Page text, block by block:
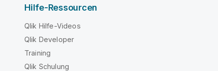
Hilfe-Ressourcen
Qlik Hilfe-Videos
Qlik Developer
Training
Qlik Schulung